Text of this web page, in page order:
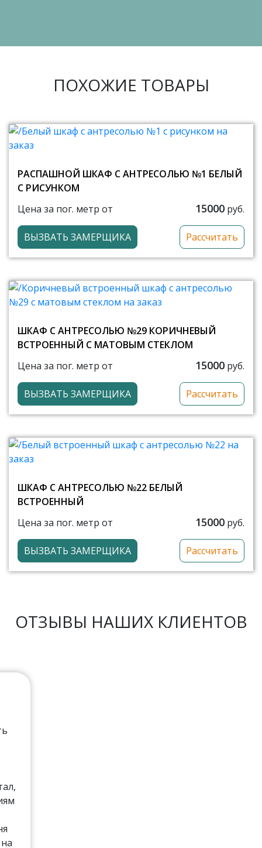
ПОХОЖИЕ ТОВАРЫ
РАСПАШНОЙ ШКАФ С АНТРЕСОЛЬЮ №1 БЕЛЫЙ
С РИСУНКОМ
Цена за пог. метр от
15000 руб.
ВЫЗВАТЬ ЗАМЕРЩИКА Рассчитать
ШКАФ С АНТРЕСОЛЬЮ №29 КОРИЧНЕВЫЙ
ВСТРОЕННЫЙ С МАТОВЫМ СТЕКЛОМ
Цена за пог. метр от
15000 руб.
ВЫЗВАТЬ ЗАМЕРЩИКА Рассчитать
ШКАФ С АНТРЕСОЛЬЮ №22 БЕЛЫЙ
ВСТРОЕННЫЙ
Цена за пог. метр от
15000 руб.
ВЫЗВАТЬ ЗАМЕРЩИКА Рассчитать
ОТЗЫВЫ НАШИХ КЛИЕНТОВ